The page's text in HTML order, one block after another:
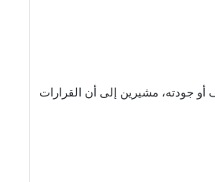
جودته، مشيرين إلى أن القرارات